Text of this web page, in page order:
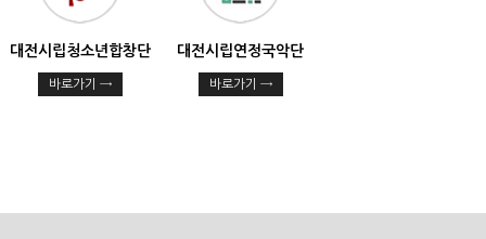
대전시립청소년합창단
바로가기 →
대전시립연정국악단
바로가기 →